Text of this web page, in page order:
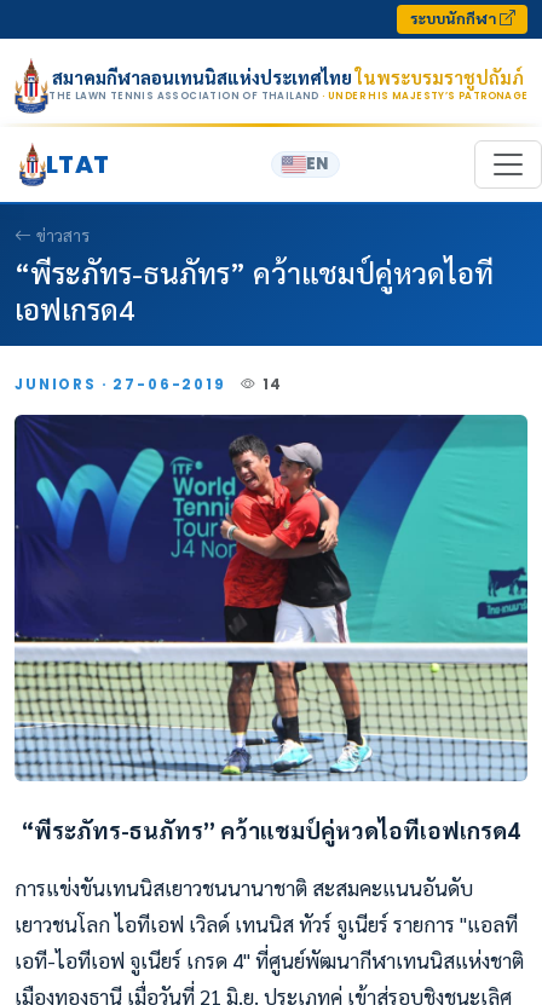
ระบบนักกีฬา
สมาคมกีฬาลอนเทนนิสแห่งประเทศไทยในพระบรมราชูปถัมภ์
THE LAWN TENNIS ASSOCIATION OF THAILAND · UNDER HIS MAJESTY’S PATRONAGE
LTAT EN
ข่าวสาร
“พีระภัทร-ธนภัทร” คว้าแชมป์คู่หวดไอที
เอฟเกรด4
JUNIORS · 27-06-2019 14
“พีระภัทร-ธนภัทร” คว้าแชมป์คู่หวดไอทีเอฟเกรด4
การแข่งขันเทนนิสเยาวชนนานาชาติ สะสมคะแนนอันดับ
เยาวชนโลก ไอทีเอฟ เวิลด์ เทนนิส ทัวร์ จูเนียร์ รายการ "แอลที
เอที-ไอทีเอฟ จูเนียร์ เกรด 4" ที่ศูนย์พัฒนากีฬาเทนนิสแห่งชาติ
เมืองทองธานี เมื่อวันที่ 21 มิ.ย. ประเภทคู่ เข้าสู่รอบชิงชนะเลิศ